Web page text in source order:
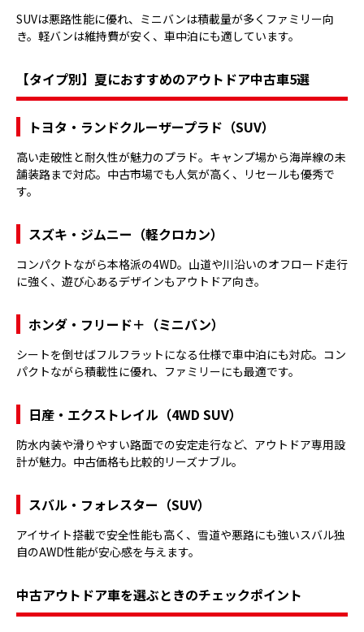
SUVは悪路性能に優れ、ミニバンは積載量が多くファミリー向
き。軽バンは維持費が安く、車中泊にも適しています。
【タイプ別】夏におすすめのアウトドア中古車5選
トヨタ・ランドクルーザープラド（SUV）
高い走破性と耐久性が魅力のプラド。キャンプ場から海岸線の未
舗装路まで対応。中古市場でも人気が高く、リセールも優秀で
す。
スズキ・ジムニー（軽クロカン）
コンパクトながら本格派の4WD。山道や川沿いのオフロード走行
に強く、遊び心あるデザインもアウトドア向き。
ホンダ・フリード＋（ミニバン）
シートを倒せばフルフラットになる仕様で車中泊にも対応。コン
パクトながら積載性に優れ、ファミリーにも最適です。
日産・エクストレイル（4WD SUV）
防水内装や滑りやすい路面での安定走行など、アウトドア専用設
計が魅力。中古価格も比較的リーズナブル。
スバル・フォレスター（SUV）
アイサイト搭載で安全性能も高く、雪道や悪路にも強いスバル独
自のAWD性能が安心感を与えます。
中古アウトドア車を選ぶときのチェックポイント